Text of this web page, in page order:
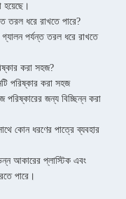
হয়েছে।
তরল ধরে রাখতে পারে?
পর্যন্ত তরল ধরে রাখতে
করা সহজ?
পরিষ্কার করা সহজ
পরিষ্কারের জন্য বিচ্ছিন্ন করা
কোন ধরণের পাত্রে ব্যবহার
আকারের প্লাস্টিক এবং
পারে।